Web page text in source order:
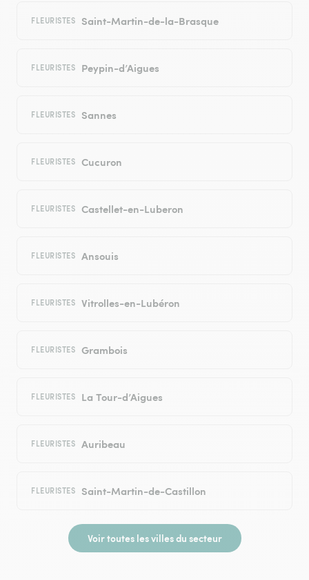
FLEURISTES Saint-Martin-de-la-Brasque
FLEURISTES Peypin-d’Aigues
FLEURISTES Sannes
FLEURISTES Cucuron
FLEURISTES Castellet-en-Luberon
FLEURISTES Ansouis
FLEURISTES Vitrolles-en-Lubéron
FLEURISTES Grambois
FLEURISTES La Tour-d’Aigues
FLEURISTES Auribeau
FLEURISTES Saint-Martin-de-Castillon
Voir toutes les villes du secteur